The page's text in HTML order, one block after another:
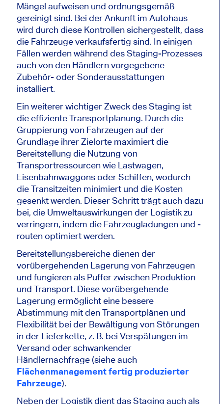
Mängel aufweisen und ordnungsgemäß
gereinigt sind. Bei der Ankunft im Autohaus
wird durch diese Kontrollen sichergestellt, dass
die Fahrzeuge verkaufsfertig sind. In einigen
Fällen werden während des Staging-Prozesses
auch von den Händlern vorgegebene
Zubehör- oder Sonderausstattungen
installiert.
Ein weiterer wichtiger Zweck des Staging ist
die effiziente Transportplanung. Durch die
Gruppierung von Fahrzeugen auf der
Grundlage ihrer Zielorte maximiert die
Bereitstellung die Nutzung von
Transportressourcen wie Lastwagen,
Eisenbahnwaggons oder Schiffen, wodurch
die Transitzeiten minimiert und die Kosten
gesenkt werden. Dieser Schritt trägt auch dazu
bei, die Umweltauswirkungen der Logistik zu
verringern, indem die Fahrzeugladungen und -
routen optimiert werden.
Bereitstellungsbereiche dienen der
vorübergehenden Lagerung von Fahrzeugen
und fungieren als Puffer zwischen Produktion
und Transport. Diese vorübergehende
Lagerung ermöglicht eine bessere
Abstimmung mit den Transportplänen und
Flexibilität bei der Bewältigung von Störungen
in der Lieferkette, z. B. bei Verspätungen im
Versand oder schwankender
Händlernachfrage (siehe auch
Flächenmanagement fertig produzierter
Fahrzeuge).
Neben der Logistik dient das Staging auch als